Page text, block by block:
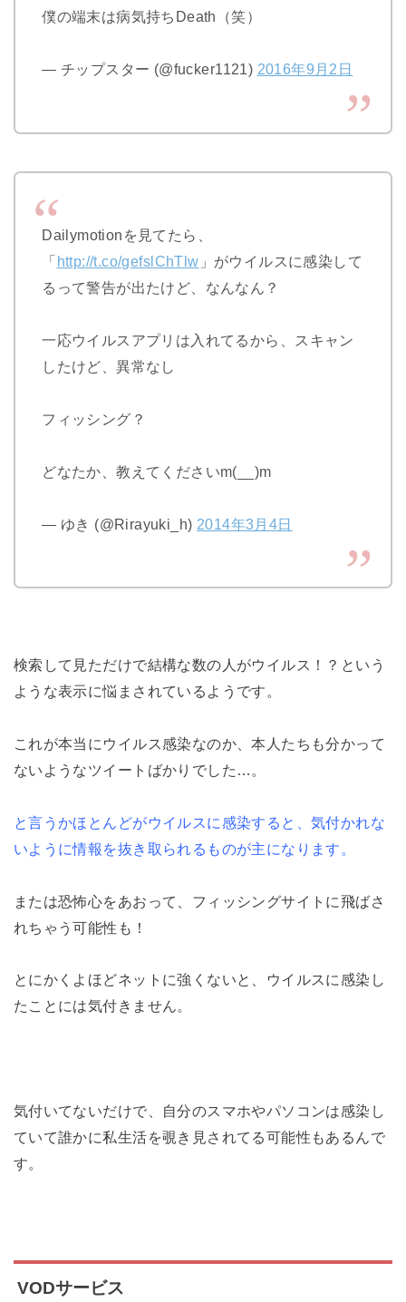
僕の端末は病気持ちDeath（笑）
— チップスター (@fucker1121) 2016年9月2日
Dailymotionを見てたら、
「http://t.co/gefslChTlw 」がウイルスに感染して
るって警告が出たけど、なんなん？
一応ウイルスアプリは入れてるから、スキャン
したけど、異常なし
フィッシング？
どなたか、教えてくださいm(__)m
— ゆき (@Rirayuki_h) 2014年3月4日
検索して見ただけで結構な数の人がウイルス！？という
ような表示に悩まされているようです。
これが本当にウイルス感染なのか、本人たちも分かって
ないようなツイートばかりでした…。
と言うかほとんどがウイルスに感染すると、気付かれな
いように情報を抜き取られるものが主になります。
または恐怖心をあおって、フィッシングサイトに飛ばさ
れちゃう可能性も！
とにかくよほどネットに強くないと、ウイルスに感染し
たことには気付きません。
気付いてないだけで、自分のスマホやパソコンは感染し
ていて誰かに私生活を覗き見されてる可能性もあるんで
す。
VODサービス